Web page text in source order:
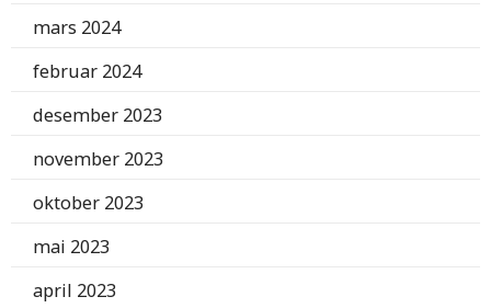
mars 2024
februar 2024
desember 2023
november 2023
oktober 2023
mai 2023
april 2023